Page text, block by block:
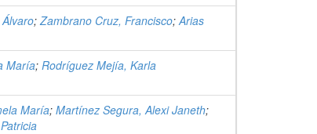
;Zambrano Cruz, Francisco;Arias
María; Rodríguez Mejía, Karla
María; Martínez Segura, Alexi Janeth;